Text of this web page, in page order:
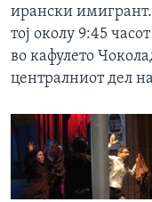
ирански имигрант.
тој околу 9:45
во кафулето
централниот дел